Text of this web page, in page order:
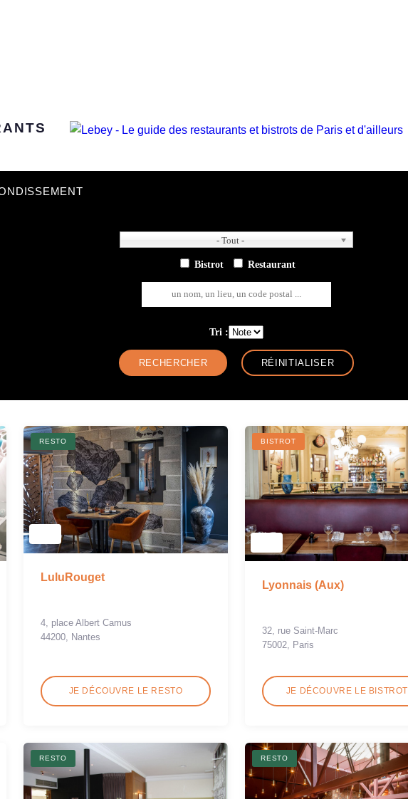
- Tout -
- Tout -
Bistrot Restaurant
un nom, un lieu, un code postal ...
Tri :
RESTO
LuluRouget
4, place Albert Camus
44200, Nantes
JE DÉCOUVRE LE RESTO
BISTROT
Lyonnais (Aux)
32, rue Saint-Marc
75002, Paris
JE DÉCOUVRE LE BISTROT
RESTO RESTO